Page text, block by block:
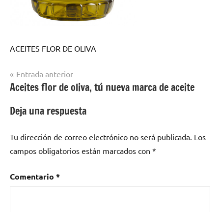
ACEITES FLOR DE OLIVA
Navegación
de
entradas
Entrada anterior
Aceites flor de oliva, tú nueva marca de aceite
Deja una respuesta
Tu dirección de correo electrónico no será publicada. Los
campos obligatorios están marcados con *
Comentario *